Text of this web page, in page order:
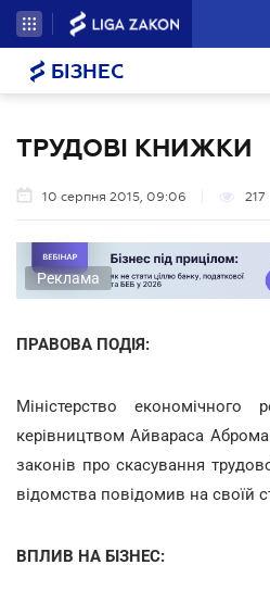
БІЗНЕС
ТРУДОВІ КНИЖКИ
10 серпня 2015, 09:06 217
Реклама
ПРАВОВА ПОДІЯ:
Міністерство економічного
керівництвом Айвараса
законів про скасування
відомства повідомив на своїй
ВПЛИВ НА БІЗНЕС: